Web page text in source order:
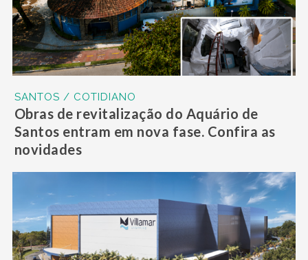
SANTOS / COTIDIANO
Obras de revitalização do Aquário de
Santos entram em nova fase. Confira as
novidades